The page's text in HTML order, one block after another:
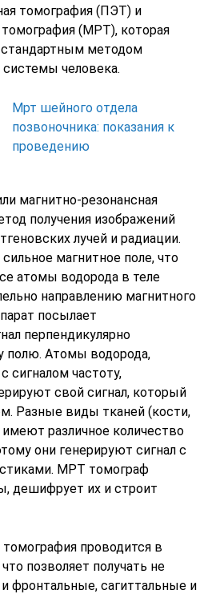
томография (ПЭТ) и
(МРТ), которая
методом
человека.
Мрт шейного отдела
позвоночника: показания к
проведению
магнитно-резонансная
получения изображений
лучей и радиации.
магнитное поле, что
атомы водорода в теле
направлению магнитного
посылает
перпендикулярно
полю. Атомы водорода,
частоту,
свой сигнал, который
Разные виды тканей (кости,
различное количество
они генерируют сигнал с
МРТ томограф
дешифрует их и строит
проводится в
позволяет получать не
фронтальные, сагиттальные и